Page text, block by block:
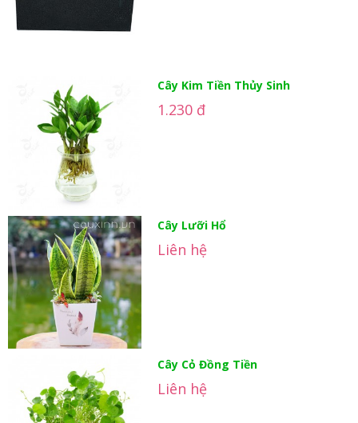
Cây Kim Tiền Thủy Sinh
1.230 đ
Cây Lưỡi Hổ
Liên hệ
Cây Cỏ Đồng Tiền
Liên hệ